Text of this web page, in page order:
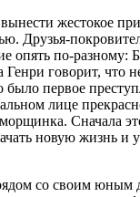
жестокое
Друзья-
опять по-разному:
Генри говорит, что
было первое
лице
Сначала
новую жизнь и
со своим юным